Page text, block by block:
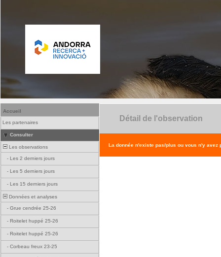
Accueil
Les partenaires
Consulter
Les observations
- Les 2 derniers jours
- Les 5 derniers jours
- Les 15 derniers jours
Données et analyses
- Grue cendrée 25-26
- Roitelet huppé 25-26
- Roitelet huppé 25-26
- Corbeau freux 23-25
Détail de l'observation
La donnée n'existe pas/plus ou vous n'y avez